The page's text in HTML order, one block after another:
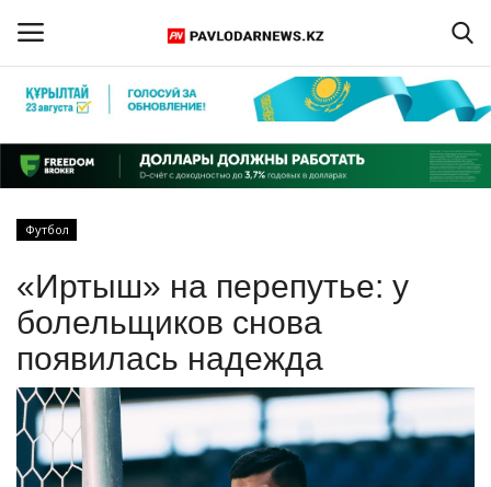
Регистрация
Главная
ПАВЛОДАРСКАЯ ОБЛАСТЬ
КАЗАХСТАН
МИР
СПЕЦПРОЕКТЫ
Футбол
«Иртыш» на перепутье: у
болельщиков снова
появилась надежда